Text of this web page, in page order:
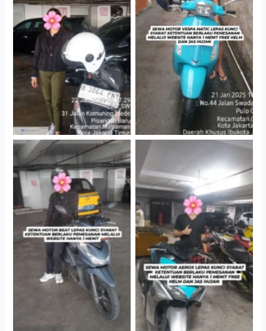
Cityplaza Jatinegara
Gedung Parkir P6A
Antar Jemput Kendaraan
Cityplaza Jatinegara
Gedung Parkir P6A
Cityplaza Jatinegara
Gedung Parkir P6A